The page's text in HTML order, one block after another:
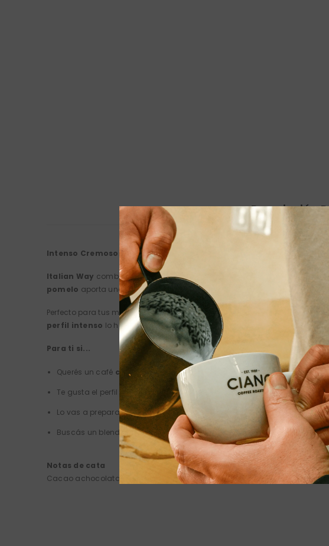
Descripción
Intenso Cremoso: Tu café con carácter, al estilo italiano
Italian Way combina Arábica y Robusta para darte una taza con
pomelo aporta una ligera amargura cítrica que despierta los
Perfecto para tus momentos clave:espresso para empezar el día,
perfil intenso lo hacen ideal para quienes quieren sabor y personalidad
Para ti si...
Querés un café con carácter
cuerpo medio
Te gusta el perfil
achocolatadocon un
toque cítrico refrescante
Lo vas a preparar enespresso, prensa francesa o filtro
Buscás un blend
auténtico , fácil de disfrutar todos los días
Notas de cata
Cacao achocolatado, pomelo fresco (ligero amargor cítrico), intensidad